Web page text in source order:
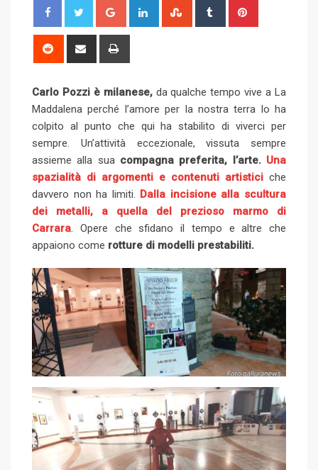
o
e
+
i
d
I
n
t
l
e
U
p
o
n
u
r
i
r
e
s
t
e
d
i
t
h
r
e
v
i
a
E
m
i
l
r
n
t
Carlo Pozzi è milanese,da qualche tempo vive a La
Maddalena perché l’amore per la nostra terra lo ha
colpito al punto che qui ha stabilito di viverci per
sempre. Un’attività eccezionale, vissuta sempre
assieme alla sua compagna preferita, l’arte. Una
spazialità di argomenti e contenuti artistici che
davvero non ha limiti. Dalla incisione alla scultura
dei metalli, a quella del prezioso marmo di
Carrara. Opere che sfidano il tempo e altre che
appaiono come rotture di modelli prestabiliti.